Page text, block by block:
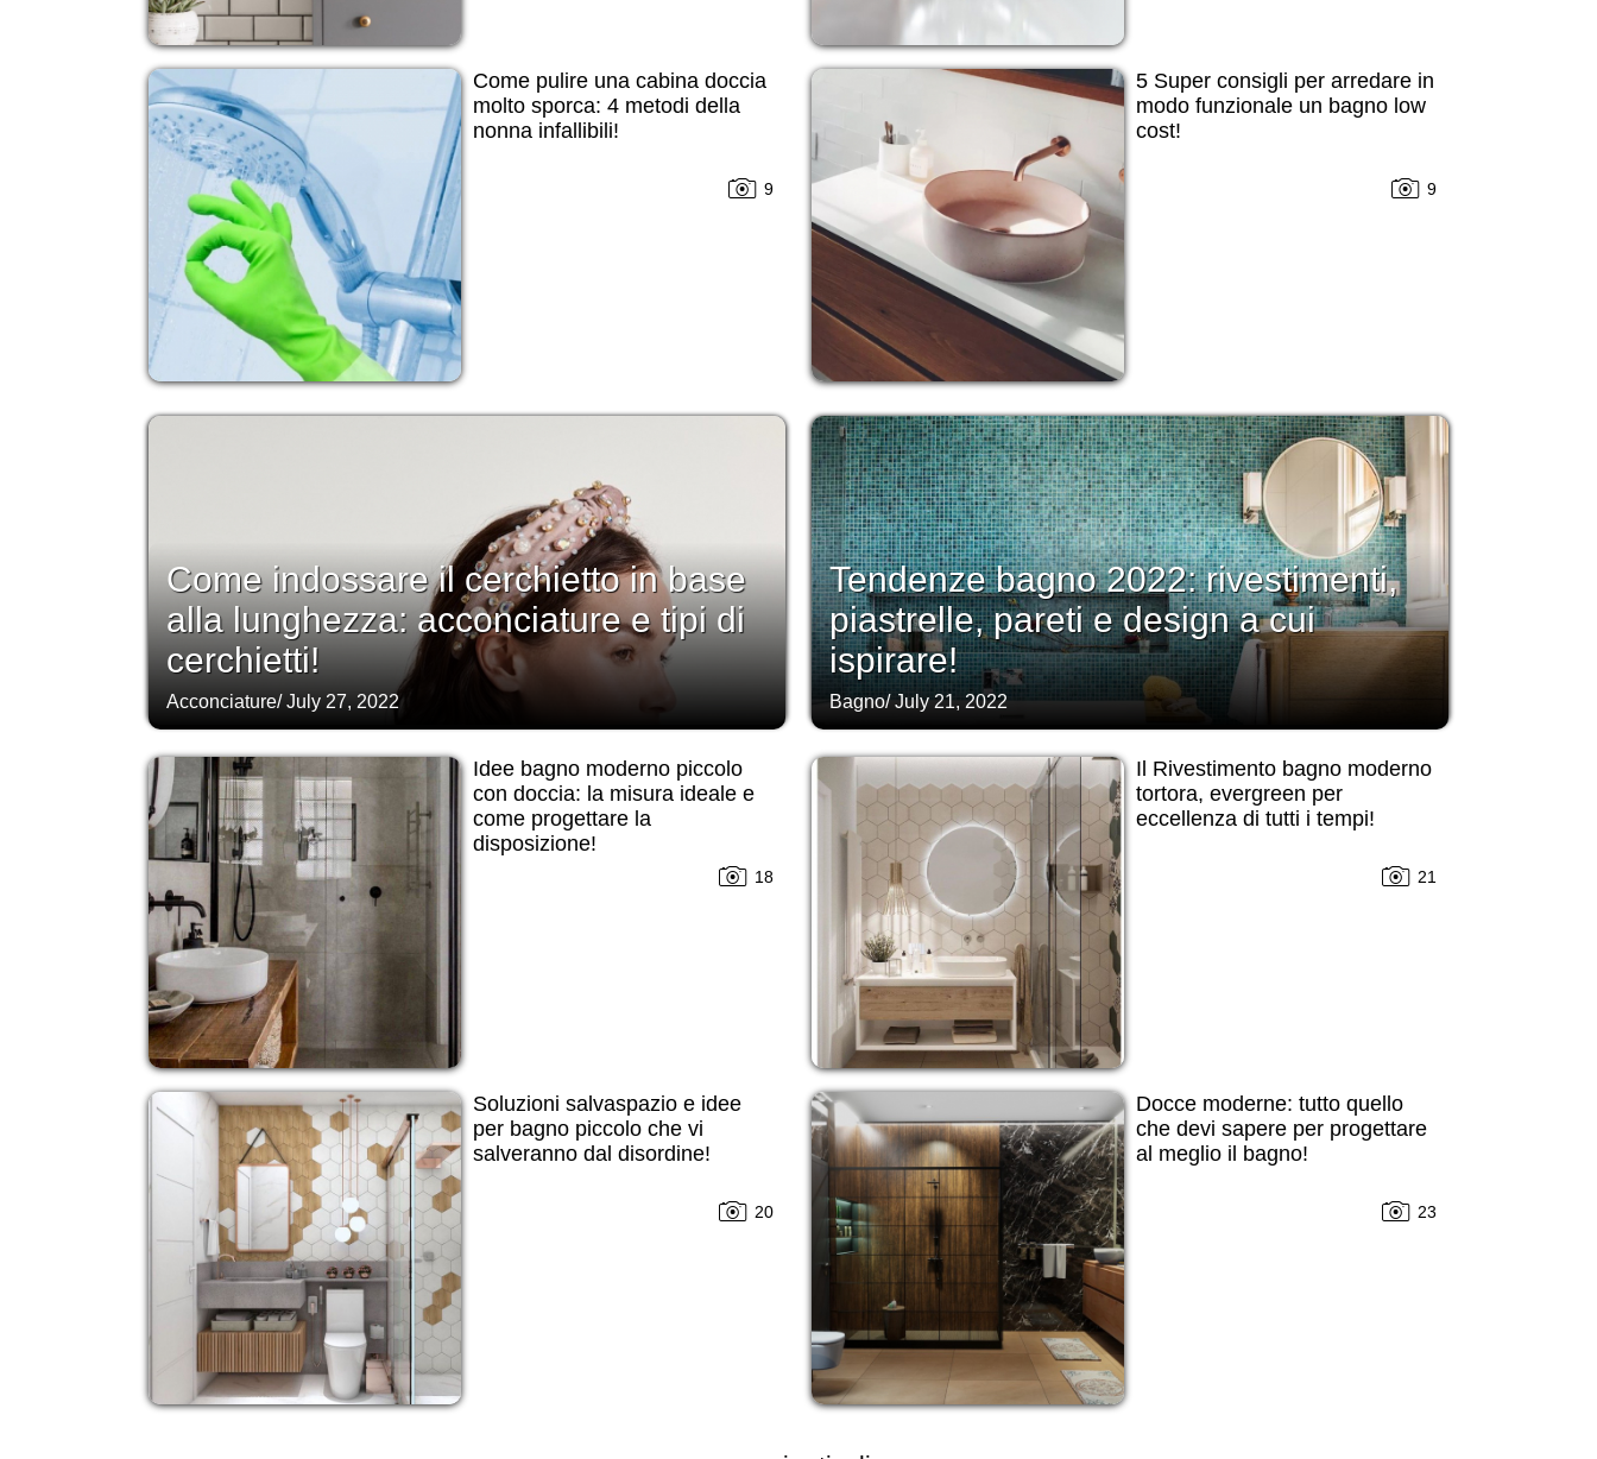
Come pulire una cabina doccia
molto sporca: 4 metodi della
nonna infallibili!
9
5 Super consigli per arredare in
modo funzionale un bagno low
cost!
9
Come indossare il cerchietto in base
alla lunghezza: acconciature e tipi di
cerchietti!
Acconciature/July 27, 2022
Tendenze bagno 2022: rivestimenti,
piastrelle, pareti e design a cui
ispirare!
Bagno/July 21, 2022
Idee bagno moderno piccolo
con doccia: la misura ideale e
come progettare la
disposizione!
18
Il Rivestimento bagno moderno
tortora, evergreen per
eccellenza di tutti i tempi!
21
Soluzioni salvaspazio e idee
per bagno piccolo che vi
salveranno dal disordine!
20
Docce moderne: tutto quello
che devi sapere per progettare
al meglio il bagno!
23